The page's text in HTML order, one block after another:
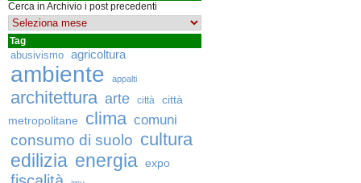
Cerca in Archivio i post precedenti
Tag
abusivismo agricoltura
ambiente appalti
architettura arte città
città
metropolitane
clima comuni
consumo di suolo cultura
edilizia energia expo